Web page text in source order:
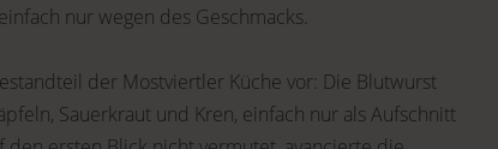
nur wegen des Geschmacks.
der Mostviertler Küche vor: Die Blutwurst
Sauerkraut und Kren, einfach nur als Aufschnitt